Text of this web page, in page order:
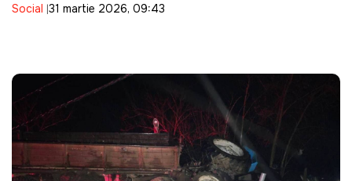
Social 31 martie 2026, 09:43